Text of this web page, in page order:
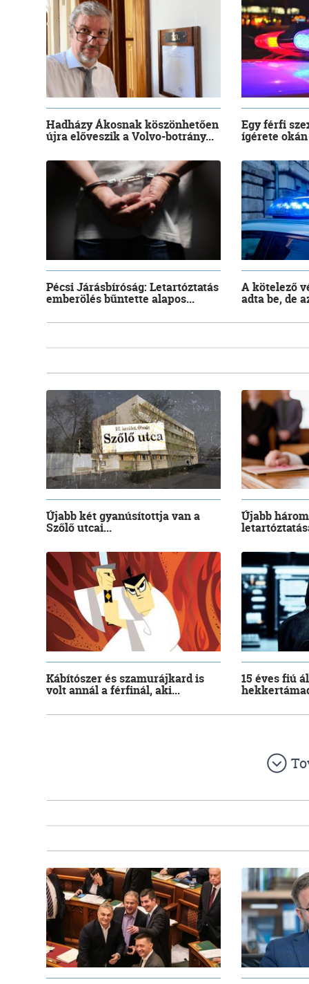
Hadházy Ákosnak köszönhetően
újra előveszik a Volvo-botrány...
Egy férfi
ígérete
Pécsi Járásbíróság: Letartóztatás
emberölés bűntette alapos...
A kötelező
adta be, de
Újabb két gyanúsítottja van a
Szőlő utcai...
Újabb
Kábítószer és szamurájkard is
volt annál a férfinál, aki...
15 éves fiú